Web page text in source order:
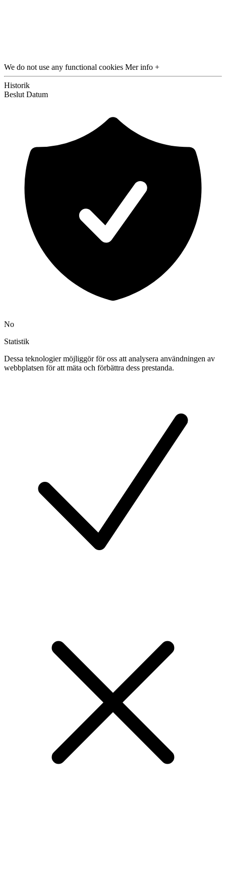
We do not use any functional cookies Mer info +
Historik
Beslut Datum
No
Statistik
Dessa teknologier möjliggör för oss att analysera användningen av
webbplatsen för att mäta och förbättra dess prestanda.